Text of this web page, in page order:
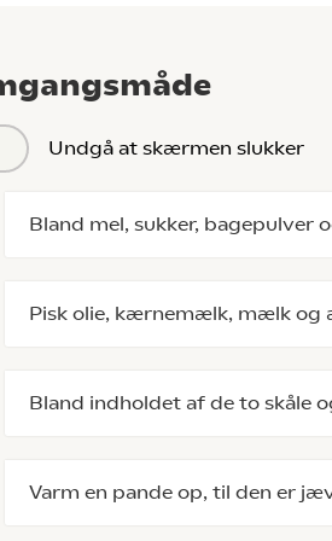
Undgå at skærmen slukker
Bland mel, sukker, bagepulver
Pisk olie, kærnemælk, mælk og
Bland indholdet af de to skåle
Varm en pande op, til den er